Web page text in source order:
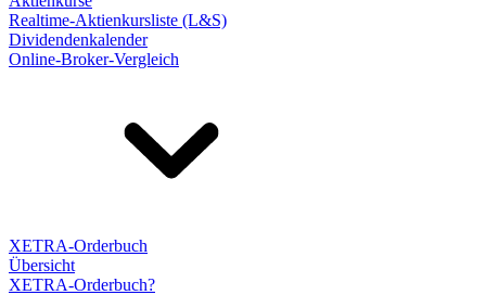
Realtime-Aktienkursliste (L&S)
Dividendenkalender
Online-Broker-Vergleich
XETRA-Orderbuch
Übersicht
XETRA-Orderbuch?